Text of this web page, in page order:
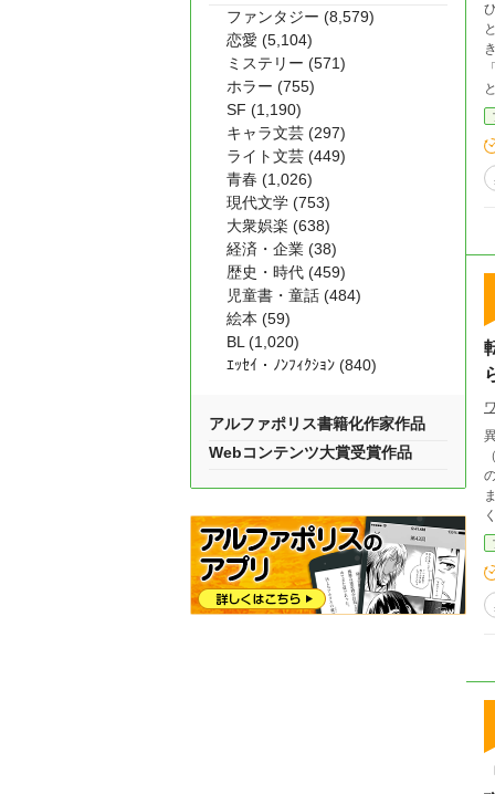
の
ます」 いや、ただの
ファンタジー (8,579)
恋愛 (5,104)
ミステリー (571)
ホラー (755)
SF (1,190)
キャラ文芸 (297)
ライト文芸 (449)
青春 (1,026)
現代文学 (753)
大衆娯楽 (638)
経済・企業 (38)
歴史・時代 (459)
児童書・童話 (484)
絵本 (59)
BL (1,020)
ｴｯｾｲ・ﾉﾝﾌｨｸｼｮﾝ (840)
アルファポリス書籍化作家作品
Webコンテンツ大賞受賞作品